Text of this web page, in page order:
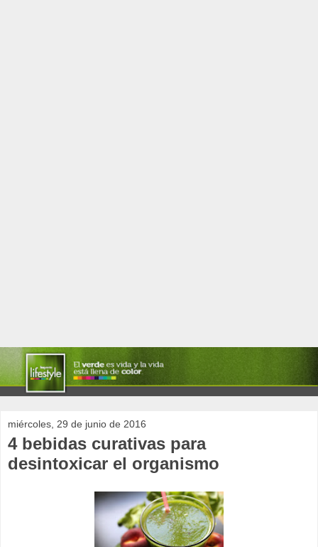
miércoles, 29 de junio de 2016
4 bebidas curativas para
desintoxicar el organismo